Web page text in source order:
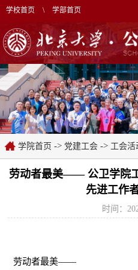
学校首页 \ 学部首页
学院首页 -> 党建工会 -> 工会活
劳动者最美—— 公卫学院
先进工作
时间：
劳动者最美——